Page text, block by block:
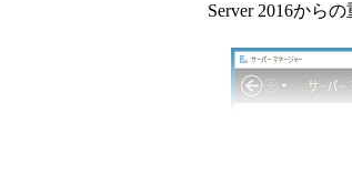
Server 2016から